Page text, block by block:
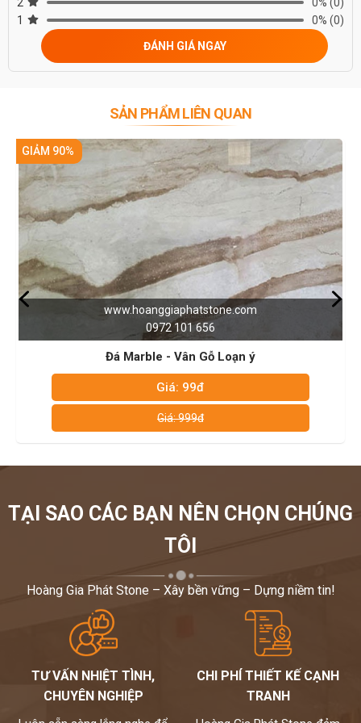
Trân trọng!
1
0% (0)
ĐÁNH GIÁ NGAY
SẢN PHẨM LIÊN QUAN
GIẢM 90%
TẠI SAO CÁC BẠN NÊN CHỌN CHÚNG
TÔI
Hoàng Gia Phát Stone – Xây bền vững – Dựng niềm tin!
TƯ VẤN NHIỆT TÌNH,
CHUYÊN NGHIỆP
CHI PHÍ THIẾT KẾ CẠNH
TRANH